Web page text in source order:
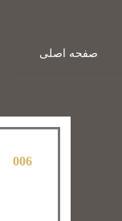
صفحه اصلی
006